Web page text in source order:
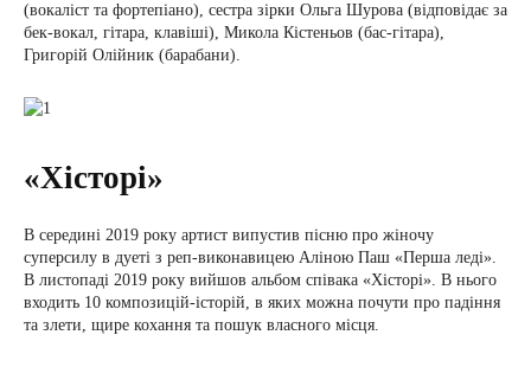
(вокаліст та фортепіано), сестра зірки Ольга Шурова (відповідає за
бек-вокал, гітара, клавіші), Микола Кістеньов (бас-гітара),
Григорій Олійник (барабани).
«Хісторі»
В середині 2019 року артист випустив пісню про жіночу
суперсилу в дуеті з реп-виконавицею Аліною Паш «Перша леді».
В листопаді 2019 року вийшов альбом співака «Хісторі». В нього
входить 10 композицій-історій, в яких можна почути про падіння
та злети, щире кохання та пошук власного місця.